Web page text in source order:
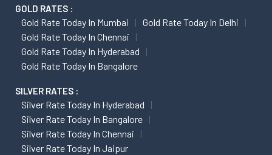
GOLD RATES :
Gold Rate Today In Mumbai
Gold Rate Today In Delhi
Gold Rate Today In Chennai
Gold Rate Today In Hyderabad
Gold Rate Today In Bangalore
SILVER RATES :
Silver Rate Today In Hyderabad
Silver Rate Today In Bangalore
Silver Rate Today In Chennai
Silver Rate Today In Jaipur